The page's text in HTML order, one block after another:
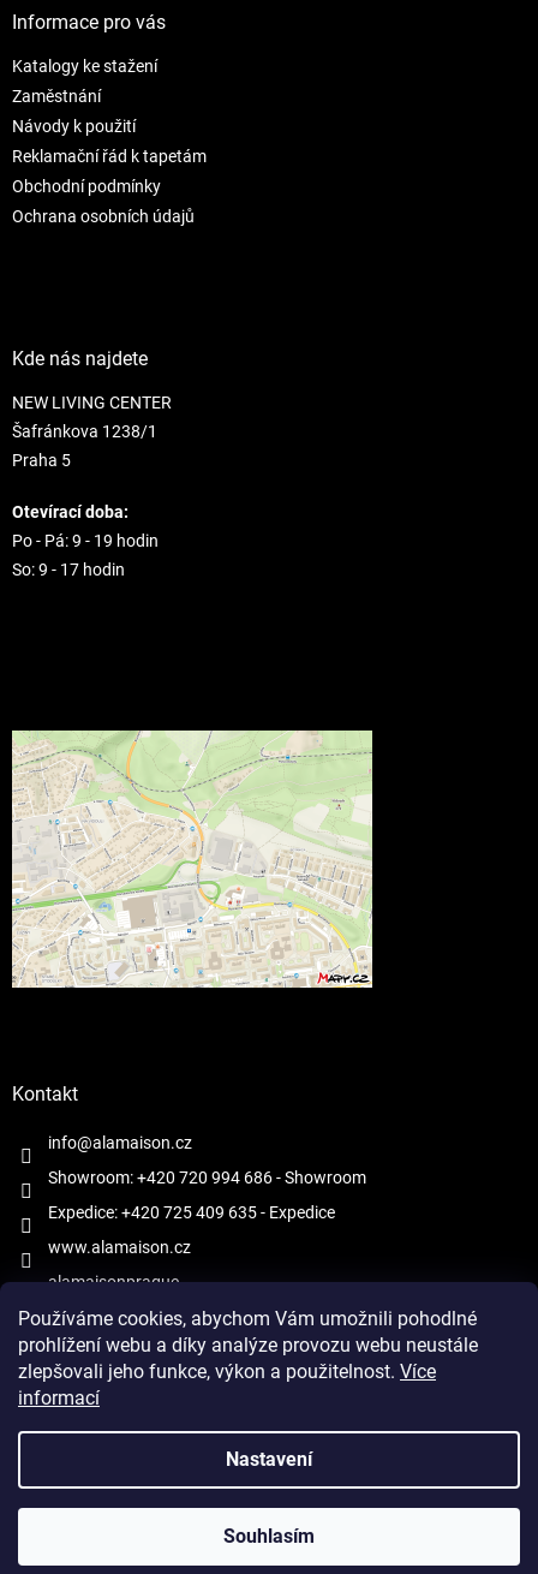
Používáme cookies, abychom Vám umožnili pohodlné
prohlížení webu a díky analýze provozu webu neustále
zlepšovali jeho funkce, výkon a použitelnost. Více
informací
Nastavení
Souhlasím
Informace pro vás
Katalogy ke stažení
Zaměstnání
Návody k použití
Reklamační řád k tapetám
Obchodní podmínky
Ochrana osobních údajů
Kde nás najdete
NEW LIVING CENTER
Šafránkova 1238/1
Praha 5
Otevírací doba:
Po - Pá: 9 - 19 hodin
So: 9 - 17 hodin
Kontakt
info@alamaison.cz
Showroom: +420 720 994 686- Showroom
Expedice: +420 725 409 635- Expedice
www.alamaison.cz
alamaisonprague
nastavení cookies